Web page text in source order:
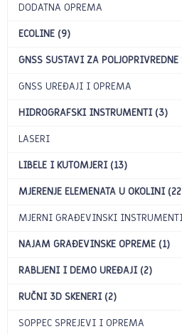
DODATNA OPREMA
ECOLINE (9)
GNSS SUSTAVI ZA POLJOPRIVREDNE
GNSS UREĐAJI I OPREMA
HIDROGRAFSKI INSTRUMENTI (3)
LASERI
LIBELE I KUTOMJERI (13)
MJERENJE ELEMENATA U OKOLINI
MJERNI GRAĐEVINSKI
NAJAM GRAĐEVINSKE OPREME (1)
RABLJENI I DEMO UREĐAJI (2)
RUČNI 3D SKENERI (2)
SOPPEC SPREJEVI I OPREMA